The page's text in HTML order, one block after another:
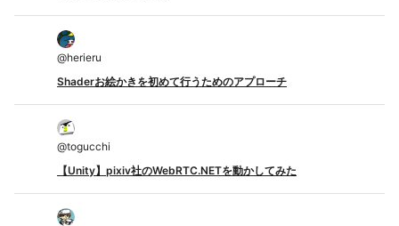
@herieru
Shaderお絵かきを初めて行うためのアプローチ
@togucchi
【Unity】pixiv社のWebRTC.NETを動かしてみた